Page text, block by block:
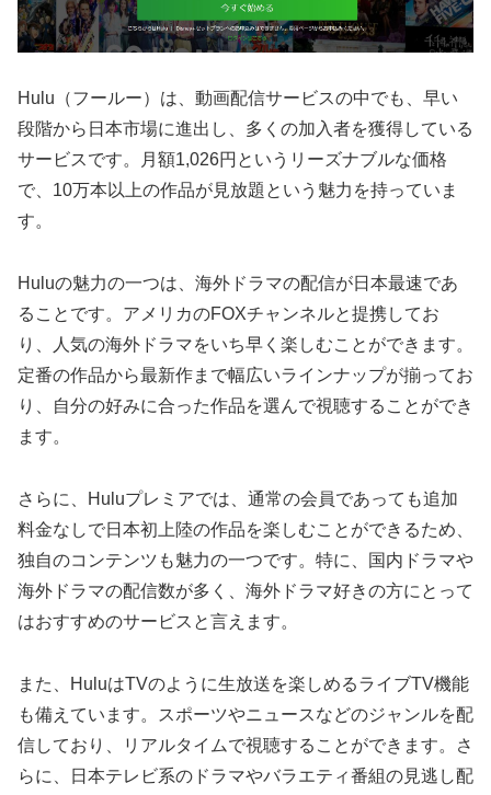
Hulu（フールー）は、動画配信サービスの中でも、早い
段階から日本市場に進出し、多くの加入者を獲得している
サービスです。月額1,026円というリーズナブルな価格
で、10万本以上の作品が見放題という魅力を持っていま
す。
Huluの魅力の一つは、海外ドラマの配信が日本最速であ
ることです。アメリカのFOXチャンネルと提携してお
り、人気の海外ドラマをいち早く楽しむことができます。
定番の作品から最新作まで幅広いラインナップが揃ってお
り、自分の好みに合った作品を選んで視聴することができ
ます。
さらに、Huluプレミアでは、通常の会員であっても追加
料金なしで日本初上陸の作品を楽しむことができるため、
独自のコンテンツも魅力の一つです。特に、国内ドラマや
海外ドラマの配信数が多く、海外ドラマ好きの方にとって
はおすすめのサービスと言えます。
また、HuluはTVのように生放送を楽しめるライブTV機能
も備えています。スポーツやニュースなどのジャンルを配
信しており、リアルタイムで視聴することができます。さ
らに、日本テレビ系のドラマやバラエティ番組の見逃し配